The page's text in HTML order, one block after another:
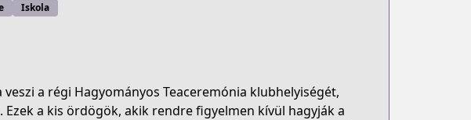
Iskola
a régi Hagyományos Teaceremónia klubhelyiségét,
a kis ördögök, akik rendre figyelmen kívül hagyják a